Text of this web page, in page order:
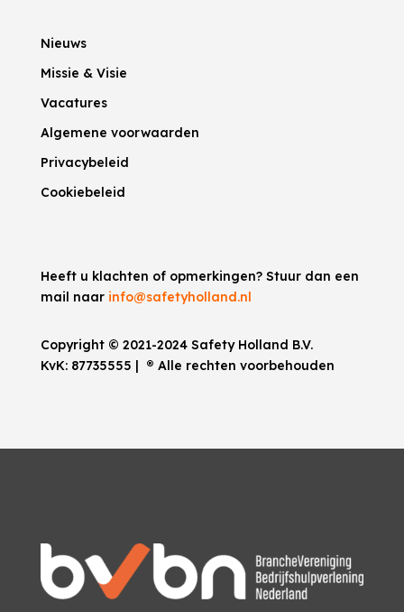
Nieuws
Missie & Visie
Vacatures
Algemene voorwaarden
Privacybeleid
Cookiebeleid
Heeft u klachten of opmerkingen? Stuur dan een
mail naar info@safetyholland.nl
Copyright © 2021-2024 Safety Holland B.V.
KvK: 87735555 | ® Alle rechten voorbehouden